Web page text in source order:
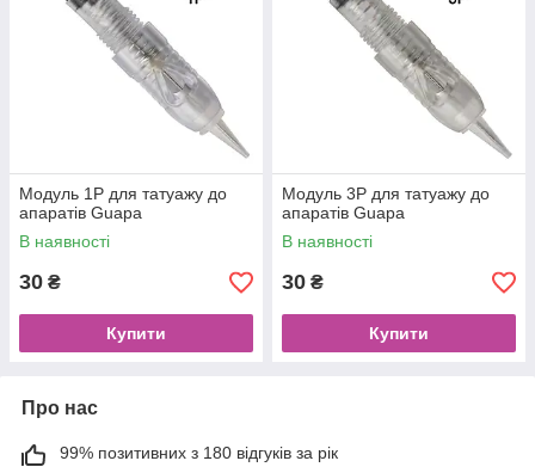
Модуль 1Р для татуажу до
апаратів Guapa
В наявності
30 ₴
Купити
Модуль 3Р для татуажу до
апаратів Guapa
В наявності
30 ₴
Купити
Про нас
99% позитивних з 180 відгуків за рік